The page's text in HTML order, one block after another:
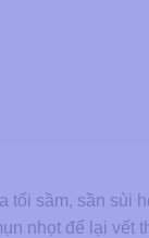
tối sầm, sần sùi
nhọt để lại vết